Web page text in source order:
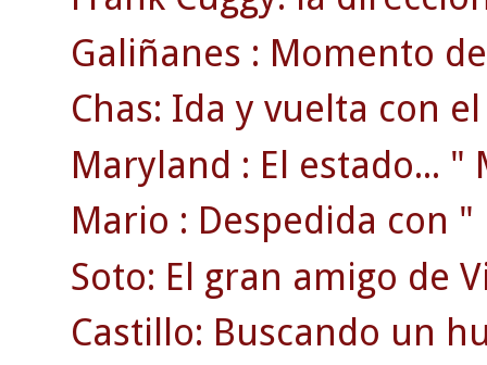
Galiñanes : Momento
Chas: Ida y vuelta con
Maryland : El estado... "
Mario : Despedida con
Soto: El gran amigo de
Castillo: Buscando un